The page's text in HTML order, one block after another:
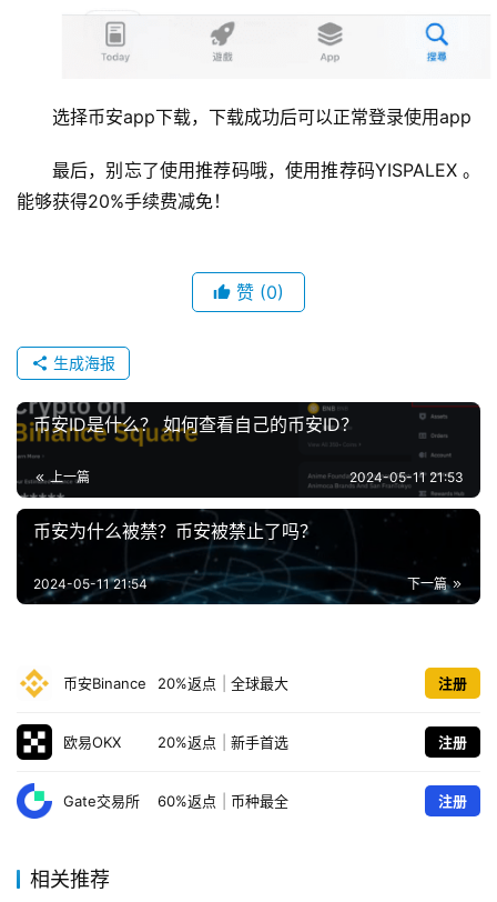
选择币安app下载，下载成功后可以正常登录使用app
最后，别忘了使用推荐码哦，使用推荐码YISPALEX 。
能够获得20%手续费减免！
赞 (0)
生成海报
币安ID是什么？ 如何查看自己的币安ID？
上一篇 2024-05-11 21:53
币安为什么被禁？币安被禁止了吗？
下一篇
2024-05-11 21:54
币安Binance 20%返点 全球最大 注册
欧易OKX 20%返点 新手首选 注册
Gate交易所 60%返点 币种最全 注册
相关推荐